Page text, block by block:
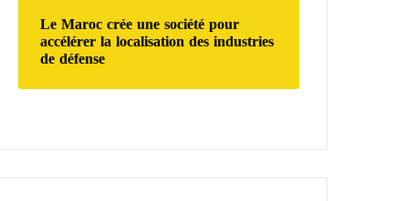
Le Maroc crée une société pour
accélérer la localisation des industries
de défense